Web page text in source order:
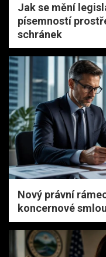
Jak se mění
písemností
schránek
Nový právní
koncernové